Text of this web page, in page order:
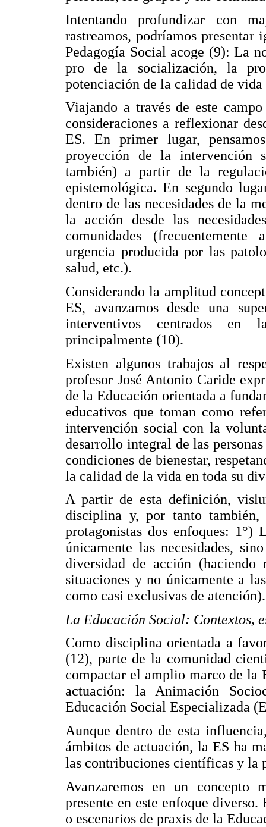
Intentando profundizar con
rastreamos, podríamos presentar
Pedagogía Social acoge (9): La
pro de la socialización, la
potenciación de la calidad de
Viajando a través de este
consideraciones a reflexionar
ES. En primer lugar,
proyección de la intervención
también) a partir de la
epistemológica. En segundo
dentro de las necesidades de la
la acción desde las
comunidades
urgencia producida por las
salud, etc.).
Considerando la amplitud
ES, avanzamos desde una
interventivos centrados en
principalmente (10).
Existen algunos trabajos al
profesor José Antonio Caride
de la Educación orientada a
educativos que toman como
intervención social con la
desarrollo integral de las
condiciones de bienestar,
la calidad de la vida en toda su
A partir de esta definición,
disciplina y, por tanto
protagonistas dos enfoques:
únicamente las necesidades,
diversidad de acción
situaciones y no únicamente a
como casi exclusivas de atención).
La Educación Social: Contextos,
Como disciplina orientada a
(12), parte de la comunidad
compactar el amplio marco de la
actuación: la Animación
Educación Social Especializada
Aunque dentro de esta
ámbitos de actuación, la ES ha
las contribuciones científicas y la
Avanzaremos en un concepto
presente en este enfoque
o escenarios de praxis de la